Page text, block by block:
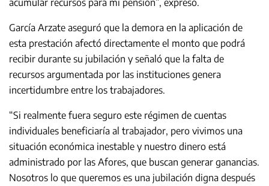
García Arzate aseguró que la demora en la aplicación de
esta prestación afectó directamente el monto que podrá
recibir durante su jubilación y señaló que la falta de
recursos argumentada por las instituciones genera
incertidumbre entre los trabajadores.
“Si realmente fuera seguro este régimen de cuentas
individuales beneficiaría al trabajador, pero vivimos una
situación económica inestable y nuestro dinero está
administrado por las Afores, que buscan generar ganancias.
Nosotros lo que queremos es una jubilación digna después